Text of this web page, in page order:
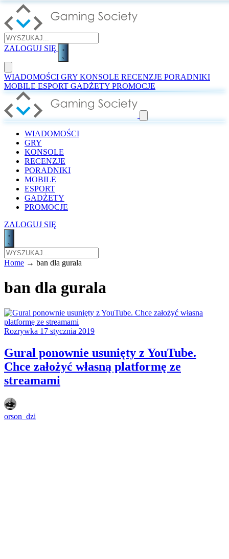
ZALOGUJ SIĘ
WIADOMOŚCI GRY KONSOLE RECENZJE PORADNIKI
MOBILE ESPORT GADŻETY PROMOCJE
WIADOMOŚCI
GRY
KONSOLE
RECENZJE
PORADNIKI
MOBILE
ESPORT
GADŻETY
PROMOCJE
ZALOGUJ SIĘ
Home → ban dla gurala
ban dla gurala
Rozrywka 17 stycznia 2019
Gural ponownie usunięty z YouTube.
Chce założyć własną platformę ze
streamami
orson_dzi